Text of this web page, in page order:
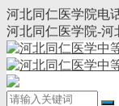
河北同仁医学院电
河北同仁医学院-河